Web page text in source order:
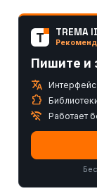
T TREMA
Пишите и
translate
extension
wifi_off Работает